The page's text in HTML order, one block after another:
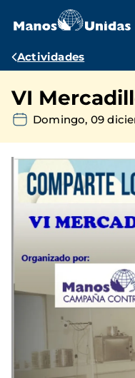
contenido
Ruta
navegación
Actividades
VI
Domingo, 09